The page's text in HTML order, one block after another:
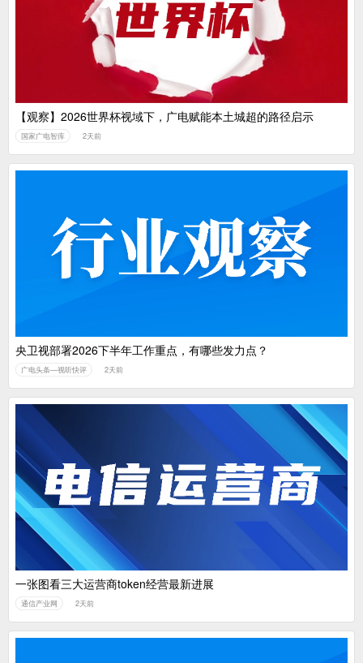
【观察】2026世界杯视域下，广电赋能本土城超的路径启示
国家广电智库 2天前
央卫视部署2026下半年工作重点，有哪些发力点？
广电头条—视听快评 2天前
一张图看三大运营商token经营最新进展
通信产业网 2天前